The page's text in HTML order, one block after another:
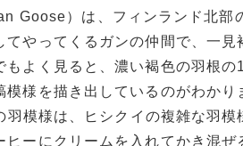
Goose）は、フィンランド北部
てやってくるガンの仲間で、一見
もよく見ると、濃い褐色の羽根の
模様を描き出しているのがわかり
模様は、ヒシクイの複雑な羽模
ヒーにクリームを入れてかき混ぜ